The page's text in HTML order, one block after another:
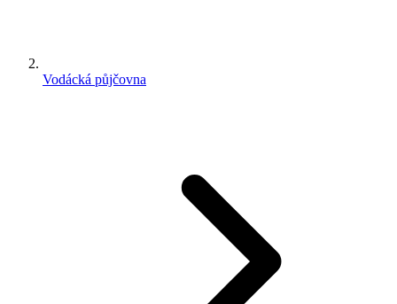
Vodácká půjčovna